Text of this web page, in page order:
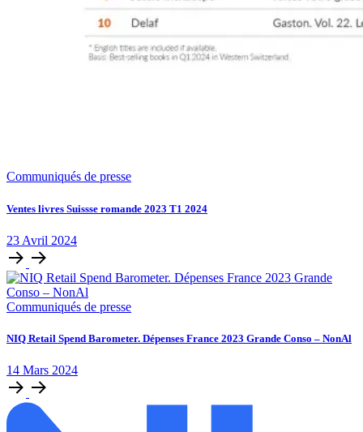
Communiqués de presse
Ventes livres Suissse romande 2023 T1 2024
23 Avril 2024
Communiqués de presse
NIQ Retail Spend Barometer. Dépenses France 2023 Grande Conso – NonAl
14 Mars 2024